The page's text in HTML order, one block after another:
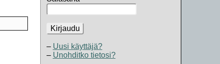
Kirjaudu
Uusi käyttäjä?
Unohditko tietosi?